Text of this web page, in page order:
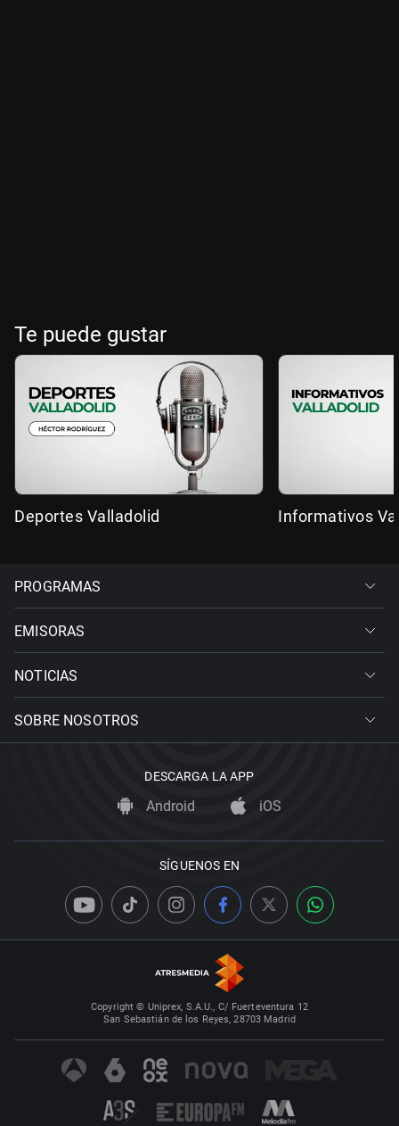
Te puede gustar
Deportes Valladolid Informativos
PROGRAMAS
EMISORAS
NOTICIAS
SOBRE NOSOTROS
DESCARGA LA APP
Android iOS
SÍGUENOS EN
Copyright © Uniprex, S.A.U., C/ Fuerteventura 12
San Sebastián de los Reyes, 28703 Madrid